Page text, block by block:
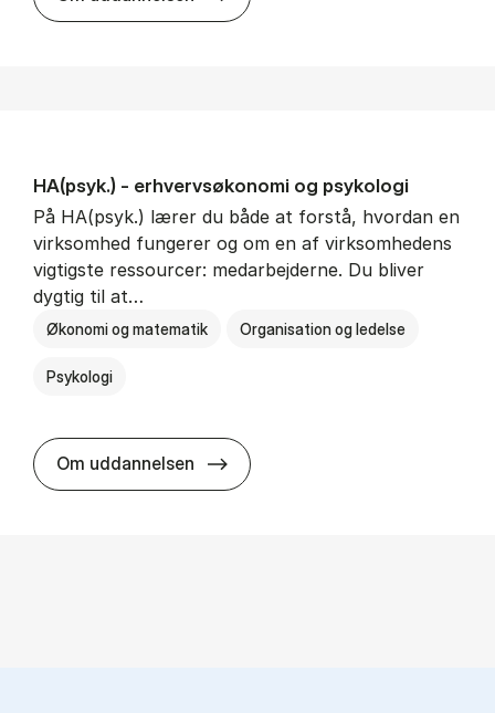
HA(psyk.) - erhvervs­økonomi og psy­ko­lo­gi
På HA(psyk.) lærer du både at forstå, hvordan en
virksomhed fungerer og om en af virksomhedens
vigtigste ressourcer: medarbejderne. Du bliver
dygtig til at…
Økonomi og matematik Organisation og ledelse
Psykologi
Om uddannelsen HA(psyk.) - erhvervs­økonomi og